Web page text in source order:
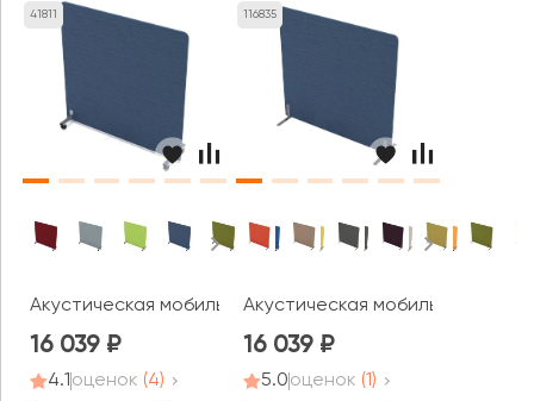
41811
Акустическая мобильная перегородка (1400*377*1400)
16 039
4.1 оценок (4)
116835
Акустическая мобильная
16 039
5.0оценок (1)